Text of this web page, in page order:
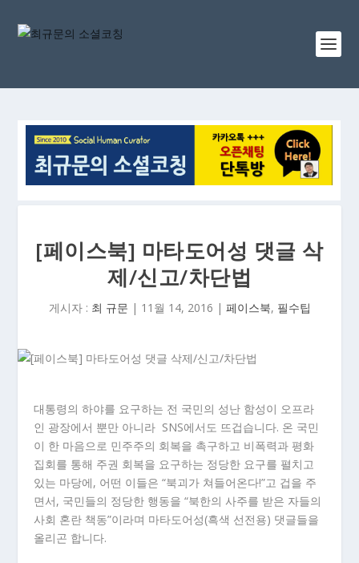
[페이스북] 마타도어성 댓글 삭
제/신고/차단법
게시자 : 최 규문 | 11월 14, 2016 | 페이스북, 필수팁
대통령의 하야를 요구하는 전 국민의 성난 함성이 오프라
인 광장에서 뿐만 아니라 SNS에서도 뜨겁습니다. 온 국민
이 한 마음으로 민주주의 회복을 촉구하고 비폭력과 평화
집회를 통해 주권 회복을 요구하는 정당한 요구를 펼치고
있는 마당에, 어떤 이들은 “북괴가 쳐들어온다!”고 겁을 주
면서, 국민들의 정당한 행동을 “북한의 사주를 받은 자들의
사회 혼란 책동”이라며 마타도어성(흑색 선전용) 댓글들을
올리곤 합니다.